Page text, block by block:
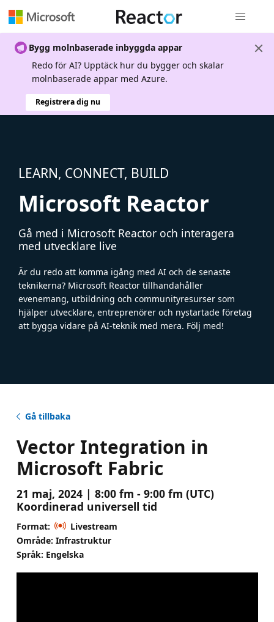
Bygg molnbaserade inbyggda appar
Redo för AI? Upptäck hur du bygger och skalar
molnbaserade appar med Azure.
Registrera dig nu
LEARN, CONNECT, BUILD
Microsoft Reactor
Gå med i Microsoft Reactor och interagera
med utvecklare live
Är du redo att komma igång med AI och de senaste
teknikerna? Microsoft Reactor tillhandahåller
evenemang, utbildning och communityresurser som
hjälper utvecklare, entreprenörer och nystartade företag
att bygga vidare på AI-teknik med mera. Följ med!
Gå tillbaka
Vector Integration in
Microsoft Fabric
21 maj, 2024 | 8:00 fm - 9:00 fm (UTC)
Koordinerad universell tid
Format:
Livestream
Område: Infrastruktur
Språk: Engelska